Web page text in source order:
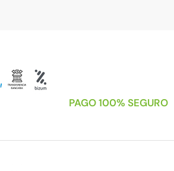
PAGO 100% SEGURO